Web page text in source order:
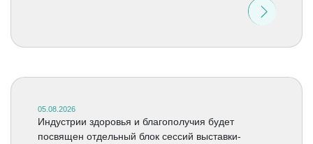
05.08.2026
Индустрии здоровья и благополучия будет
посвящен отдельный блок сессий выставки-